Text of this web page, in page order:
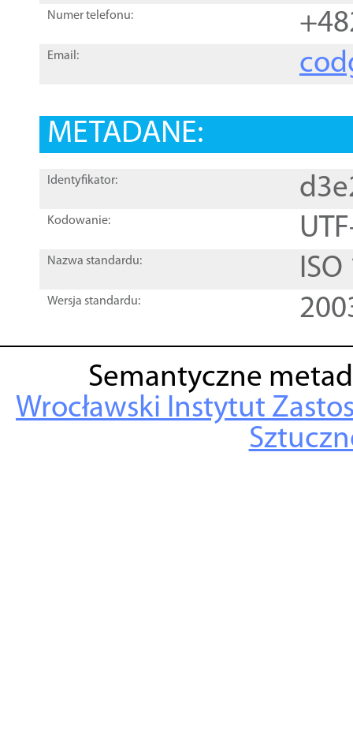
Numer telefonu:
Email:
METADANE:
Identyfikator:
Kodowanie:
Nazwa standardu:
Wersja standardu:
Semantyczne
Wrocławski Instytut